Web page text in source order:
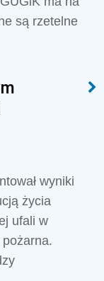
są rzetelne
wyniki
życia
ufali w
pożarna.